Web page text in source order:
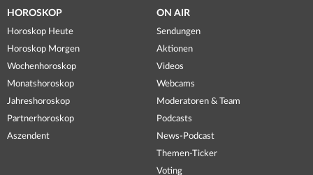
HOROSKOP
Horoskop Heute
Horoskop Morgen
Wochenhoroskop
Monatshoroskop
Jahreshoroskop
Partnerhoroskop
Aszendent
ON AIR
Sendungen
Aktionen
Videos
Webcams
Moderatoren & Team
Podcasts
News-Podcast
Themen-Ticker
Voting